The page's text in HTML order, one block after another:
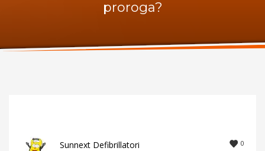
Martedi:9am – 6pm
proroga?
0
Sunnext Defibrillatori